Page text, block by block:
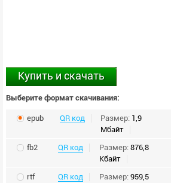
Купить и скачать
Выберите формат скачивания:
epub QR код Размер: 1,9
Мбайт
fb2 QR код Размер: 876,8
Кбайт
rtf QR код Размер: 959,5